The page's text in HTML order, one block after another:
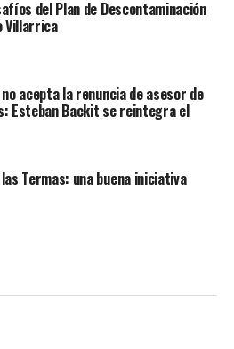
del Plan de Descontaminación
Villarrica
acepta la renuncia de asesor de
Esteban Backit se reintegra el
Termas: una buena iniciativa